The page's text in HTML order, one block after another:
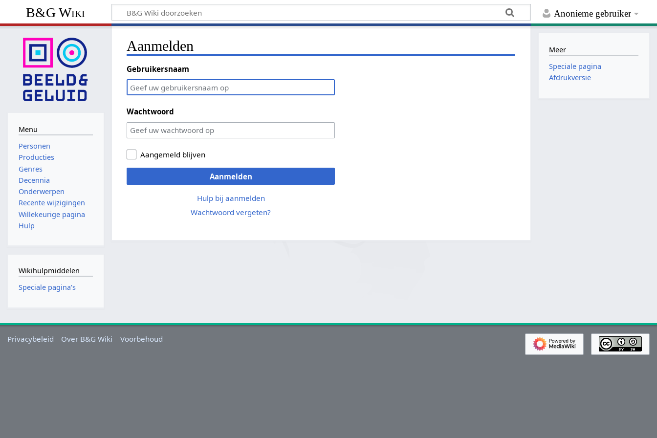
Anonieme gebruiker
B&G Wiki
Aanmelden
Gebruikersnaam
Wachtwoord
Aangemeld blijven
Aanmelden
Hulp bij aanmelden
Wachtwoord vergeten?
Menu
Personen
Producties
Genres
Decennia
Onderwerpen
Recente wijzigingen
Willekeurige pagina
Hulp
Wikihulpmiddelen
Speciale pagina's
Meer
Speciale pagina
Afdrukversie
Privacybeleid Over B&G Wiki Voorbehoud